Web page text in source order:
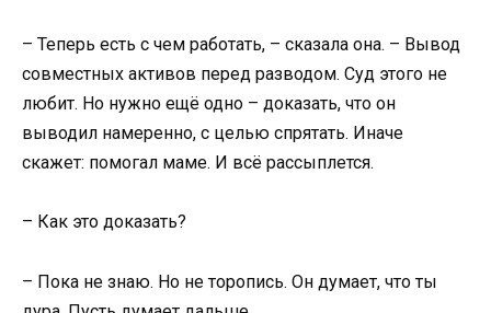
– Теперь есть с чем работать, – сказала она. – Вывод
совместных активов перед разводом. Суд этого не
любит. Но нужно ещё одно – доказать, что он
выводил намеренно, с целью спрятать. Иначе
скажет: помогал маме. И всё рассыплется.
– Как это доказать?
– Пока не знаю. Но не торопись. Он думает, что ты